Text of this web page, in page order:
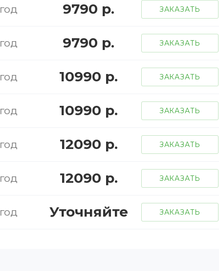
9790 р. ЗАКАЗАТЬ
9790 р. ЗАКАЗАТЬ
10990 р. ЗАКАЗАТЬ
10990 р. ЗАКАЗАТЬ
12090 р. ЗАКАЗАТЬ
12090 р. ЗАКАЗАТЬ
Уточняйте ЗАКАЗАТЬ